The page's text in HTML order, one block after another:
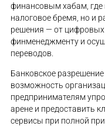
финансовым хабам, где
налоговое бремя, но и
решения — от цифровых
финменеджменту и
переводов.
Банковское
возможность
предпринимателям
арене и предоставить
сервисы при полной